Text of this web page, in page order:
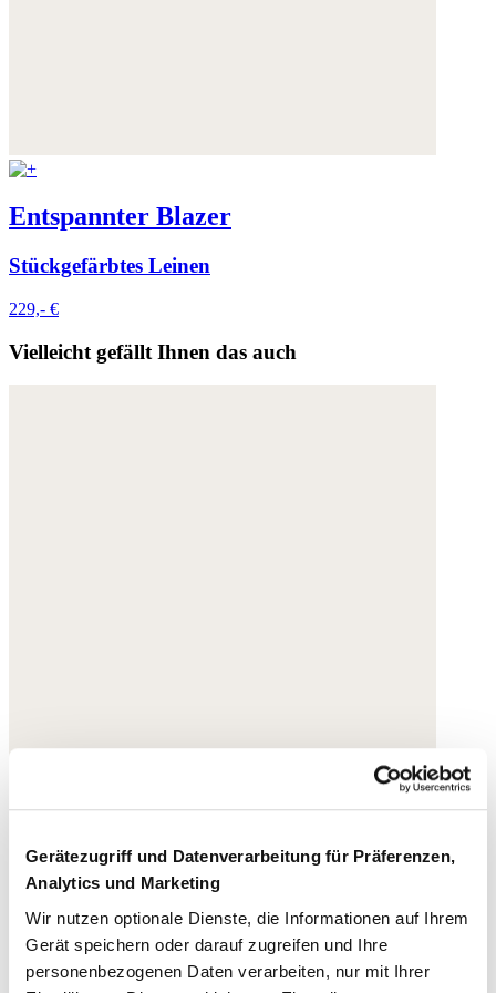
Gerätezugriff und Datenverarbeitung für Präferenzen,
Analytics und Marketing
Wir nutzen optionale Dienste, die Informationen auf Ihrem
Gerät speichern oder darauf zugreifen und Ihre
personenbezogenen Daten verarbeiten, nur mit Ihrer
Entspannter Blazer
Stückgefärbtes Leinen
229,- €
Vielleicht gefällt Ihnen das auch